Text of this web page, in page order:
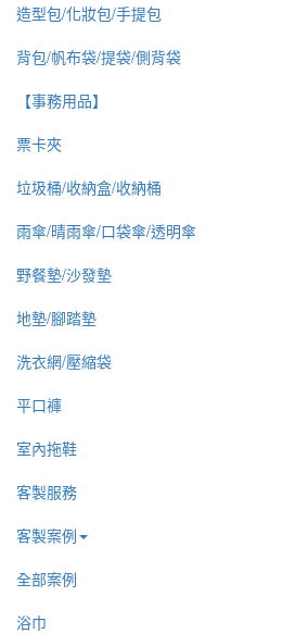
造型包/化妝包/手提包
背包/帆布袋/提袋/側背袋
【事務用品】
票卡夾
垃圾桶/收納盒/收納桶
雨傘/晴雨傘/口袋傘/透明傘
野餐墊/沙發墊
地墊/腳踏墊
洗衣網/壓縮袋
平口褲
室內拖鞋
客製服務
客製案例
全部案例
浴巾